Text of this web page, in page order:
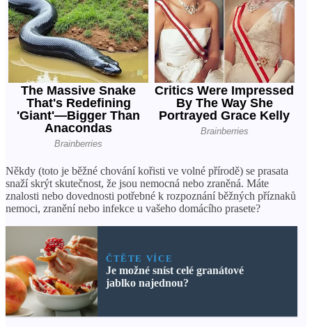
Někdy (toto je běžné chování kořisti ve volné přírodě) se prasata
snaží skrýt skutečnost, že jsou nemocná nebo zraněná. Máte
znalosti nebo dovednosti potřebné k rozpoznání běžných příznaků
nemoci, zranění nebo infekce u vašeho domácího prasete?
ČTĚTE VÍCE
Je možné sníst celé granátové
jablko najednou?